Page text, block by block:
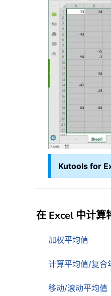
Kutools for
在 Excel 中计算
加权平均值
计算平均值/复合
移动/滚动平均值